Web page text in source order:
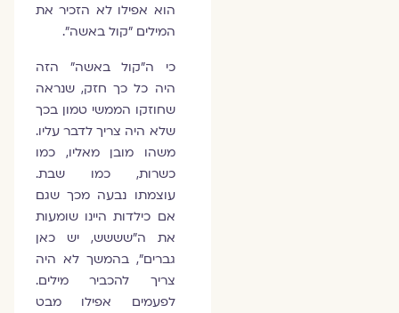
הוא אפילו לא הזכיר את
המילים "קול באשה".
כי ה"קול באשה" הזה
היה כל כך חזק, שנראה
שחוזקו הממשי טמון בכך
שלא היה צריך לדבר עליו.
משהו מובן מאליו, כמו
כשרות, כמו שבת.
עוצמתו נבעה מכך שגם
אם כילדות היינו שומעות
את ה"שששש, יש כאן
גברים", בהמשך לא היה
צריך להכביר מילים.
לפעמים אפילו מבט